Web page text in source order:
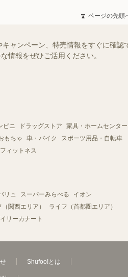
ページの先頭
ャンペーン、特売情報をすぐに確認
情報をぜひご活用ください。
ビニ ドラッグストア
家具・ホームセンター
もちゃ 車・バイク
スポーツ用品・自転車
ィットネス
リュ スーパーみらべる
イオン
関西エリア）
ライフ（首都圏エリア）
リーカナート
Shufoo!とは